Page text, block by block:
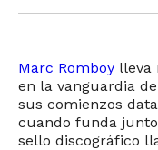
Marc Romboy lleva
en la vanguardia
sus comienzos
cuando funda
sello discográfico